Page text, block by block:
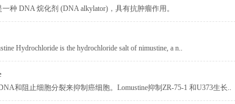
一种 DNA 烷化剂 (DNA alkylator)，具有抗肿瘤作用。
Hydrochloride is the hydrochloride salt of nimustine, a n..
和阻止细胞分裂来抑制癌细胞。Lomustine抑制ZR-75-1 和U373生长..